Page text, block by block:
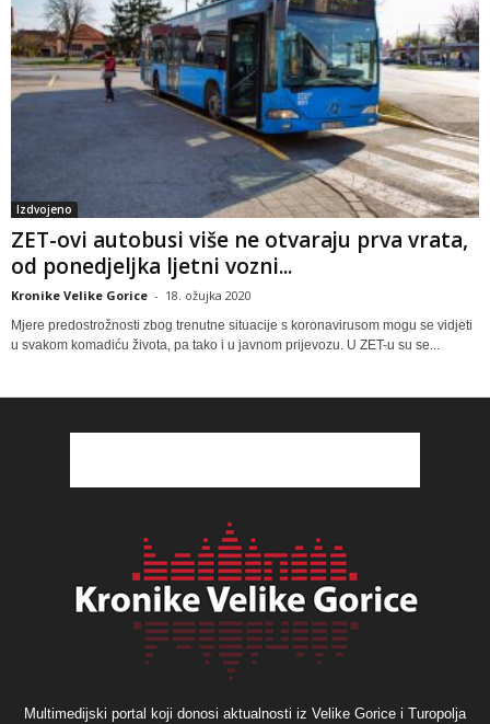
Izdvojeno
ZET-ovi autobusi više ne otvaraju prva vrata,
od ponedjeljka ljetni vozni...
Kronike Velike Gorice - 18. ožujka 2020
Mjere predostrožnosti zbog trenutne situacije s koronavirusom mogu se vidjeti
u svakom komadiću života, pa tako i u javnom prijevozu. U ZET-u su se...
Multimedijski portal koji donosi aktualnosti iz Velike Gorice i Turopolja